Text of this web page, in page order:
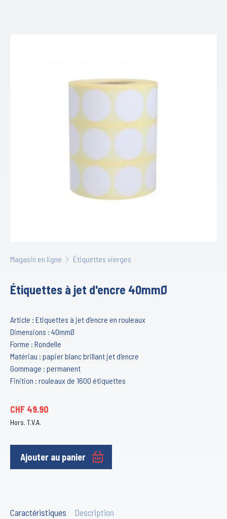
Magasin en ligne Étiquettes vierges
Étiquettes à jet d'encre 40mmØ
Article : Etiquettes à jet d'encre en rouleaux
Dimensions : 40mmØ
Forme : Rondelle
Matériau : papier blanc brillant jet d'encre
Gommage : permanent
Finition : rouleaux de 1600 étiquettes
CHF 49.90
Hors. T.V.A.
Ajouter au panier
Caractéristiques Description